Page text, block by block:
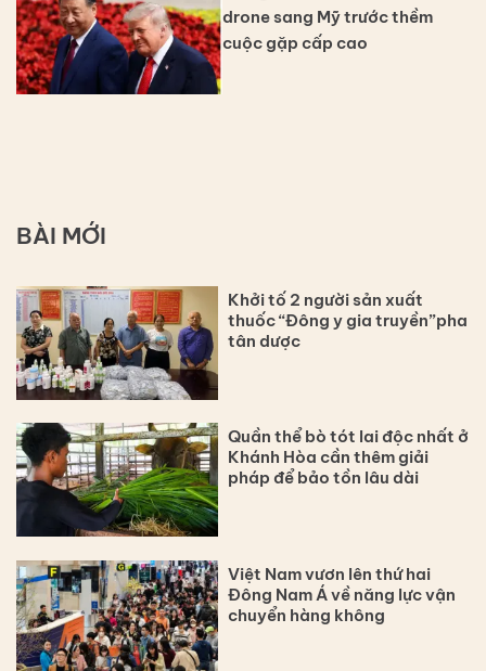
drone sang Mỹ trước thềm
cuộc gặp cấp cao
BÀI MỚI
Khởi tố 2 người sản xuất
thuốc “Đông y gia truyền”pha
tân dược
Quần thể bò tót lai độc nhất ở
Khánh Hòa cần thêm giải
pháp để bảo tồn lâu dài
Việt Nam vươn lên thứ hai
Đông Nam Á về năng lực vận
chuyển hàng không